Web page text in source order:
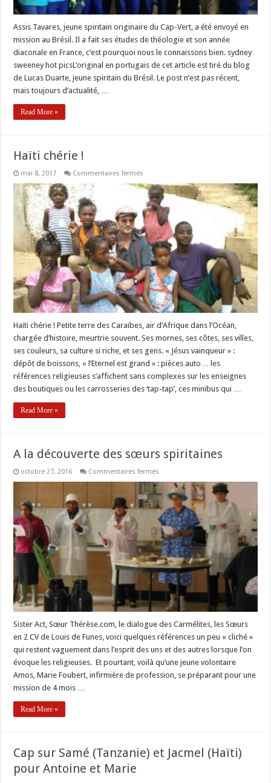
Assis Tavares, jeune spiritain originaire du Cap-Vert, a été envoyé en
mission au Brésil. Il a fait ses études de théologie et son année
diaconale en France, c’est pourquoi nous le connaissons bien. sydney
sweeney hot picsL’original en portugais de cet article est tiré du blog
de Lucas Duarte, jeune spiritain du Brésil. Le post n’est pas récent,
mais toujours d’actualité, …
Read More »
Haïti chérie !
mai 8, 2017 Commentaires fermés
chérie
Haïti chérie ! Petite terre des Caraïbes, air d’Afrique dans l’Océan,
chargée d’histoire, meurtrie souvent. Ses mornes, ses côtes, ses villes,
ses couleurs, sa culture si riche, et ses gens. « Jésus vainqueur » :
dépôt de boissons, « l’Eternel est grand » : pièces auto… les
références religieuses s’affichent sans complexes sur les enseignes
des boutiques ou les carrosseries des ‘tap-tap’, ces minibus qui …
Read More »
A la découverte des sœurs spiritaines
octobre 27, 2016 Commentaires fermés
découverte
des
sœurs
spiritaines
Sister Act, Sœur Thérèse.com, le dialogue des Carmélites, les Sœurs
en 2 CV de Louis de Funes, voici quelques références un peu « cliché »
qui restent vaguement dans l’esprit des uns et des autres lorsque l’on
évoque les religieuses. Et pourtant, voilà qu’une jeune volontaire
Amos, Marie Foubert, infirmière de profession, se préparant pour une
mission de 4 mois …
Read More »
Cap sur Samé (Tanzanie) et Jacmel (Haïti)
pour Antoine et Marie